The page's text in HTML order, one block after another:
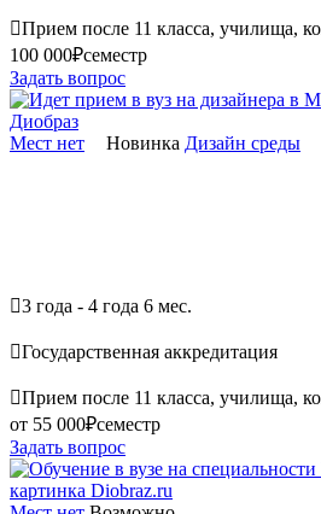
Прием после 11 класса, училища,
100 000₽семестр
Задать вопрос
Мест нет Новинка Дизайн среды
3 года - 4 года 6 мес.
Государственная аккредитация
Прием после 11 класса, училища,
от 55 000₽семестр
Задать вопрос